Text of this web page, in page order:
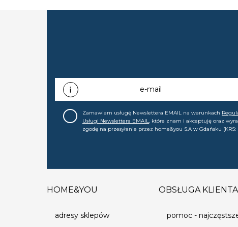
Dom Mody Klif ul. Okopowa 58/72
Wyposażenia Wnętrz, Aleja
e-mail
Zamawiam usługę Newslettera EMAIL na warunkach
Usługi Newslettera EMAIL, które znam i akceptuję oraz
zgodę na przesyłanie przez home&you S.A w Gdańsku (KRS:
nowościach, ofertach, promocjach, wyprzedażach). Wiem,
HOME&YOU
adresy sklepów
OBSŁUGA KLIENTA
pomoc -